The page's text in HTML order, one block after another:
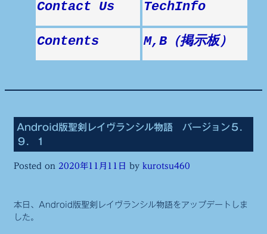
Contact Us TechInfo
Contents M,B（掲示板）
Android版聖剣レイヴランシル物語 バージョン５．
９．１
Posted on 2020年11月11日 by kurotsu460
本日、Android版聖剣レイヴランシル物語をアップデートしま
した。